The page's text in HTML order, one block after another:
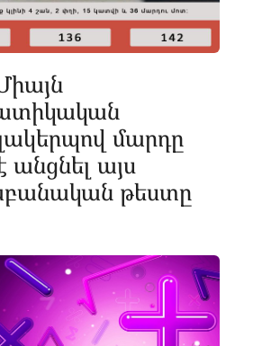
մարդը
անցնել այս
թեստը